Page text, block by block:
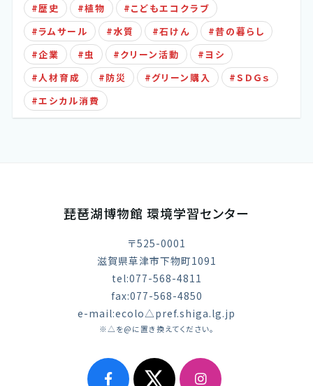
歴史
植物
こどもエコクラブ
ラムサール
水質 石けん
昔の暮らし
企業
虫 クリーン活動
ヨシ
人材育成
防災 グリーン購入
ＳＤＧｓ
エシカル消費
琵琶湖博物館 環境学習センター
〒525-0001
滋賀県草津市下物町1091
tel:077-568-4811
fax:077-568-4850
e-mail:ecolo△pref.shiga.lg.jp
※△を@に置き換えてください。